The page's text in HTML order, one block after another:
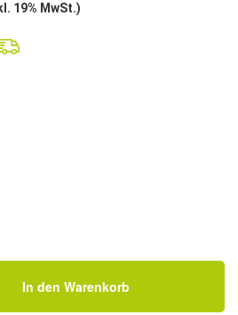
19% MwSt.)
In den Warenkorb